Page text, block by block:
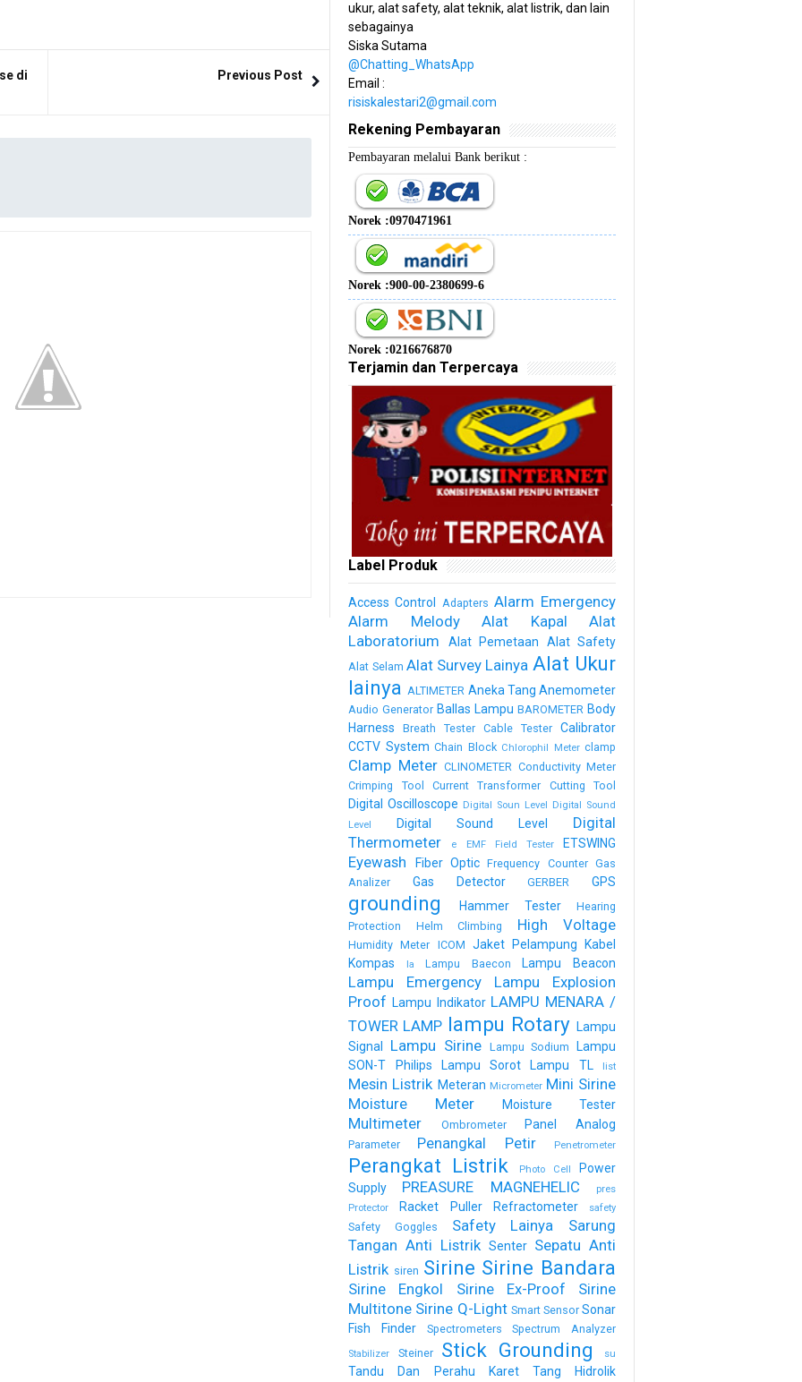
di
Previous Post
ukur, alat safety, alat teknik, alat listrik, dan lain
sebagainya
Siska Sutama
@Chatting_WhatsApp
Email :
risiskalestari2@gmail.com
Rekening Pembayaran
Pembayaran melalui Bank berikut :
Norek :0970471961
Norek :900-00-2380699-6
Norek :0216676870
Terjamin dan Terpercaya
Label Produk
Access Control Adapters Alarm Emergency
Alarm Melody
Alat Kapal
Alat
Laboratorium
Alat Pemetaan Alat Safety
Alat Selam Alat Survey Lainya Alat Ukur
lainya ALTIMETER Aneka Tang Anemometer
Audio Generator Ballas Lampu BAROMETER Body
Harness
Breath Tester Cable Tester
Calibrator
CCTV System Chain Block Chlorophil Meter clamp
Clamp Meter CLINOMETER Conductivity Meter
Crimping Tool
Current Transformer Cutting Tool
Digital Oscilloscope Digital Soun Level
Digital Sound
Level
Digital Sound Level
Digital
Thermometer
e EMF Field Tester ETSWING
Eyewash Fiber Optic Frequency Counter Gas
Analizer
Gas Detector GERBER GPS
grounding Hammer Tester
Hearing
Protection
Helm Climbing High Voltage
Humidity Meter ICOM Jaket Pelampung
Kabel
Kompas
la Lampu Baecon Lampu Beacon
Lampu Emergency
Lampu Explosion
Proof Lampu Indikator LAMPU MENARA /
TOWER LAMP lampu Rotary Lampu
Signal
Lampu Sirine Lampu Sodium
Lampu
SON-T Philips
Lampu Sorot Lampu TL list
Mesin Listrik Meteran Micrometer Mini Sirine
Moisture Meter
Moisture Tester
Multimeter Ombrometer Panel Analog
Parameter Penangkal Petir Penetrometer
Perangkat Listrik Photo Cell
Power
Supply
PREASURE MAGNEHELIC
pres
Protector
Racket Puller Refractometer safety
Safety Goggles Safety Lainya
Sarung
Tangan Anti Listrik Senter Sepatu Anti
Listrik siren Sirine Sirine Bandara
Sirine Engkol Sirine Ex-Proof
Sirine
Multitone Sirine Q-Light Smart Sensor Sonar
Fish Finder
Spectrometers Spectrum Analyzer
Stabilizer Steiner Stick Grounding su
Tandu Dan Perahu Karet Tang Hidrolik